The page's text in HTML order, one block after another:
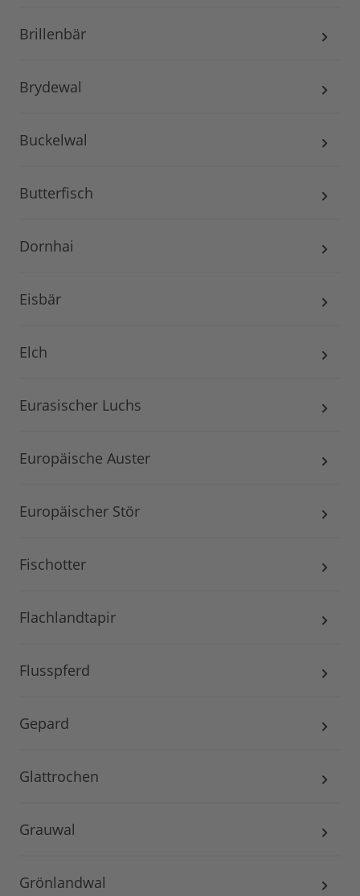
Brillenbär
Brydewal
Buckelwal
Butterfisch
Dornhai
Eisbär
Elch
Eurasischer Luchs
Europäische Auster
Europäischer Stör
Fischotter
Flachlandtapir
Flusspferd
Gepard
Glattrochen
Grauwal
Grönlandwal